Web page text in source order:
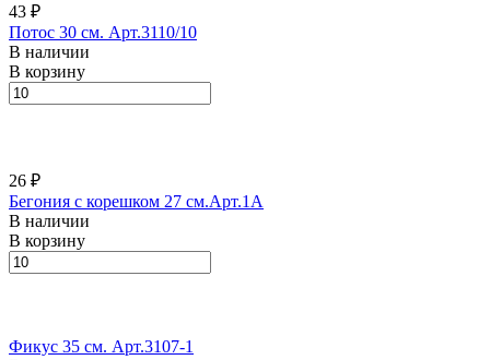
43 ₽
Потос 30 см. Арт.3110/10
В наличии
В корзину
26 ₽
Бегония с корешком 27 см.Арт.1А
В наличии
В корзину
Фикус 35 см. Арт.3107-1